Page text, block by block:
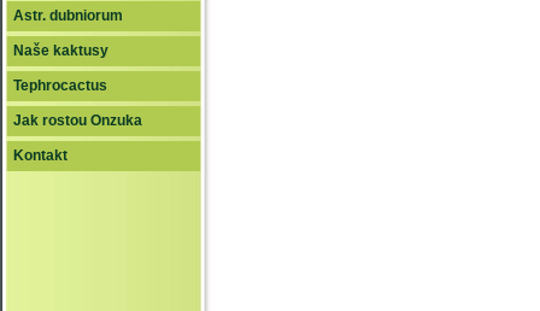
Astr. dubniorum
Naše kaktusy
Tephrocactus
Jak rostou Onzuka
Kontakt